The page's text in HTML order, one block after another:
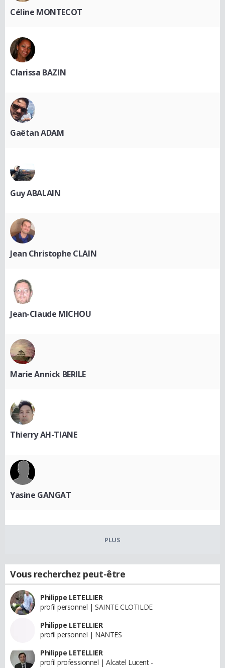
Céline MONTECOT
Clarissa BAZIN
Gaëtan ADAM
Guy ABALAIN
Jean Christophe CLAIN
Jean-Claude MICHOU
Marie Annick BERILE
Thierry AH-TIANE
Yasine GANGAT
PLUS
Vous recherchez peut-être
Philippe LETELLIER
profil personnel | SAINTE CLOTILDE
Philippe LETELLIER
profil personnel | NANTES
Philippe LETELLIER
profil professionnel | Alcatel Lucent -